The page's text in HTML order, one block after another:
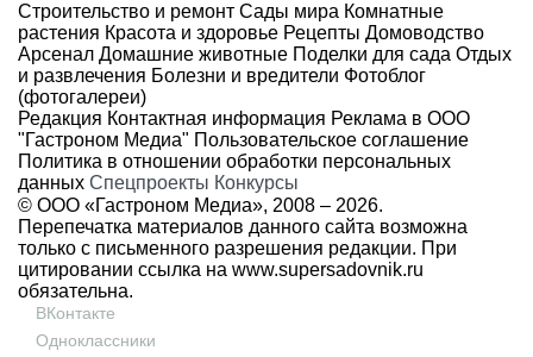
Строительство и ремонт Сады мира Комнатные
растения Красота и здоровье Рецепты Домоводство
Арсенал Домашние животные Поделки для сада Отдых
и развлечения Болезни и вредители Фотоблог
(фотогалереи)
Редакция Контактная информация Реклама в ООО
"Гастроном Медиа" Пользовательское соглашение
Политика в отношении обработки персональных
данных Спецпроекты Конкурсы
© ООО «Гастроном Медиа», 2008 – 2026.
Перепечатка материалов данного сайта возможна
только с письменного разрешения редакции. При
цитировании ссылка на www.supersadovnik.ru
обязательна.
ВКонтакте
Одноклассники